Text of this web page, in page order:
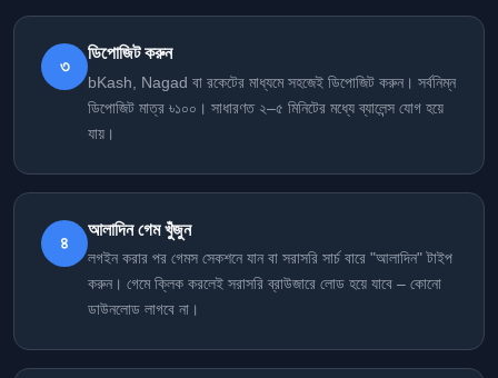
৩
ডিপোজিট করুন
bKash, Nagad বা রকেটের মাধ্যমে সহজেই ডিপোজিট করুন। সর্বনিম্ন
ডিপোজিট মাত্র ৳১০০। সাধারণত ২–৫ মিনিটের মধ্যে ব্যালেন্স যোগ হয়ে
যায়।
৪
আলাদিন গেম খুঁজুন
লগইন করার পর গেমস সেকশনে যান বা সরাসরি সার্চ বারে "আলাদিন" টাইপ
করুন। গেমে ক্লিক করলেই সরাসরি ব্রাউজারে লোড হয়ে যাবে – কোনো
ডাউনলোড লাগবে না।